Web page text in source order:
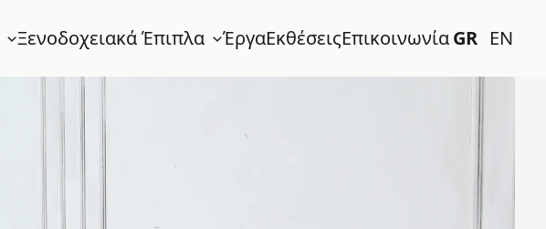
Ξενοδοχειακά Έπιπλα ΈργαΕκθέσειςΕπικοινωνίαGR EN